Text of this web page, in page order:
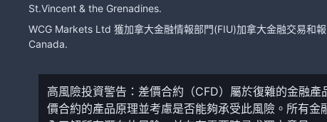
St.Vincent & the Grenadines.
WCG Markets Ltd 獲加拿大金融情報部門(FIU)加拿大金融交易
Canada.
高風險投資警告：差價合約（CFD）屬於復雜的金融
價合約的產品原理並考慮是否能夠承受此風險。所有